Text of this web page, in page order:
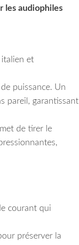
les audiophiles
et
puissance. Un
pareil, garantissant
de tirer le
courant qui
préserver la